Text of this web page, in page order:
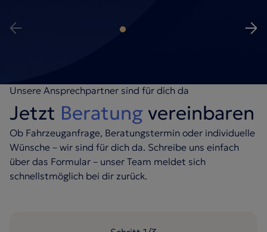
Unsere Ansprechpartner sind für dich da
Jetzt Beratung vereinbaren
Ob Fahrzeuganfrage, Beratungstermin oder individuelle
Wünsche – wir sind für dich da. Schreibe uns einfach
über das Formular – unser Team meldet sich
schnellstmöglich bei dir zurück.